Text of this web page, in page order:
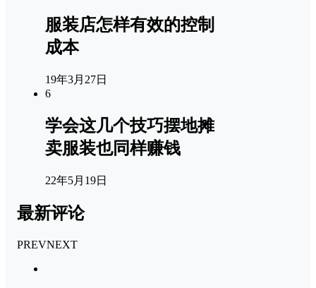
服装店怎样有效的控制
成本
19年3月27日
6
学会这几个技巧摆地摊
卖服装也同样赚钱
22年5月19日
最新评论
PREVNEXT